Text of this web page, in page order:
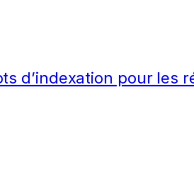
d’indexation pour les